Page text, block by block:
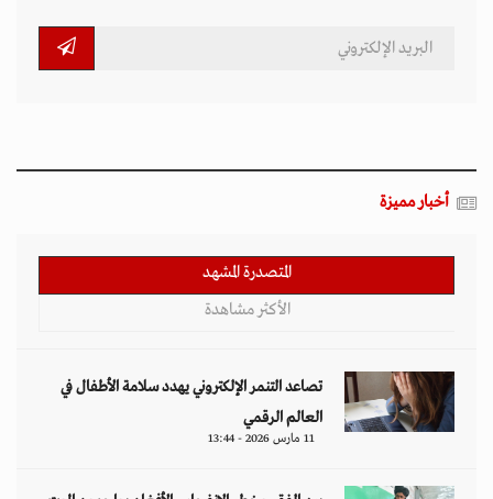
أخبار مميزة
المتصدرة المشهد
الأكثر مشاهدة
تصاعد التنمر الإلكتروني يهدد سلامة الأطفال في
العالم الرقمي
11 مارس 2026 - 13:44